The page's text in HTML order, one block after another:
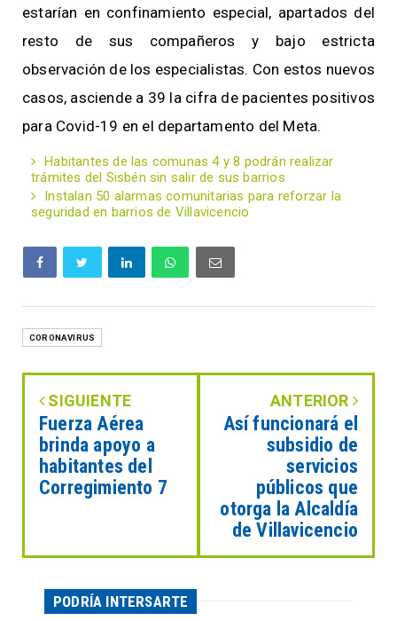
estarían en confinamiento especial, apartados del
resto de sus compañeros y bajo estricta
observación de los especialistas. Con estos nuevos
casos, asciende a 39 la cifra de pacientes positivos
para Covid-19 en el departamento del Meta.
Habitantes de las comunas 4 y 8 podrán realizar
trámites del Sisbén sin salir de sus barrios
Instalan 50 alarmas comunitarias para reforzar la
seguridad en barrios de Villavicencio
CORONAVIRUS
SIGUIENTE
Fuerza Aérea
brinda apoyo a
habitantes del
Corregimiento 7
ANTERIOR
Así funcionará el
subsidio de
servicios
públicos que
otorga la Alcaldía
de Villavicencio
PODRÍA INTERSARTE